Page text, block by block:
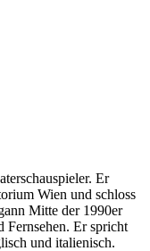
Er
Wien und schloss
Mitte der 1990er
Fernsehen. Er spricht
und italienisch.